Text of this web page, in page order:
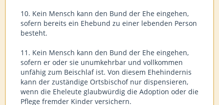
10. Kein Mensch kann den Bund der Ehe eingehen,
sofern bereits ein Ehebund zu einer lebenden Person
besteht.
11. Kein Mensch kann den Bund der Ehe eingehen,
sofern er oder sie unumkehrbar und vollkommen
unfähig zum Beischlaf ist. Von diesem Ehehindernis
kann der zuständige Ortsbischof nur dispensieren,
wenn die Eheleute glaubwürdig die Adoption oder die
Pflege fremder Kinder versichern.